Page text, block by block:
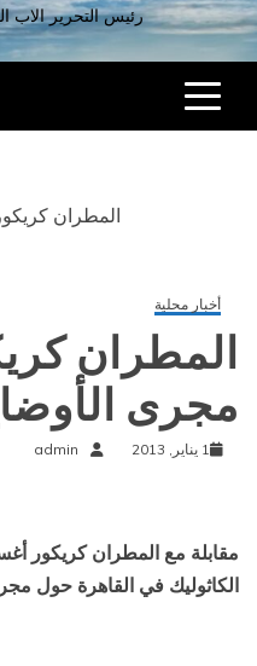
رئيس التحرير الاب
المطران
أخبار محلية
المطران
مجرى
1 يناير, 2013 admin
مقابلة مع المطران كريكور
الكاثوليك في القاهرة حول